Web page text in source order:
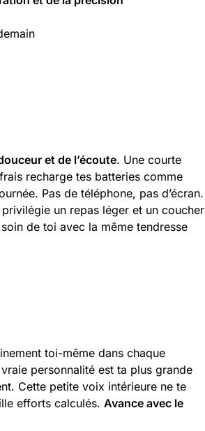
et de l’écoute. Une courte
recharge tes batteries comme
Pas de téléphone, pas d’écran.
un repas léger et un coucher
de toi avec la même tendresse
toi-même dans chaque
personnalité est ta plus grande
Cette petite voix intérieure ne te
efforts calculés. Avance avec le